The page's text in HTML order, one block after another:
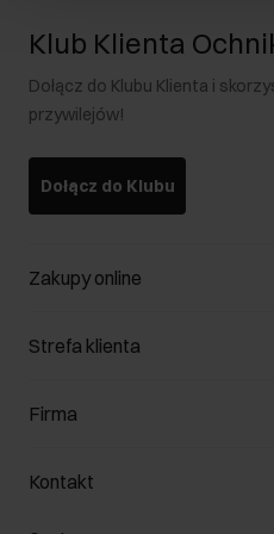
Klub Klienta
Dołącz do Klubu Klienta i
przywilejów!
Dołącz do Klubu
Zakupy online
Zarządzaj cookies
Formy płatności
Jak dokonać zwrotu?
Strefa klienta
Klub Klienta
Zwróć produkty
Firma
O nas
Salony
Kontakt